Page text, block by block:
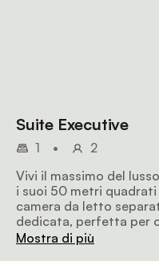
Suite Executive
1 •
2
Vivi il massimo del
i suoi 50 metri
camera da letto
dedicata, perfetta per
semplicemente per
Mostra di più